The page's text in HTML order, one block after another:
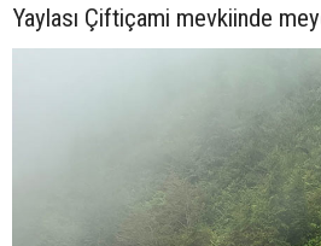
Yaylası Çiftiçami mevkiinde